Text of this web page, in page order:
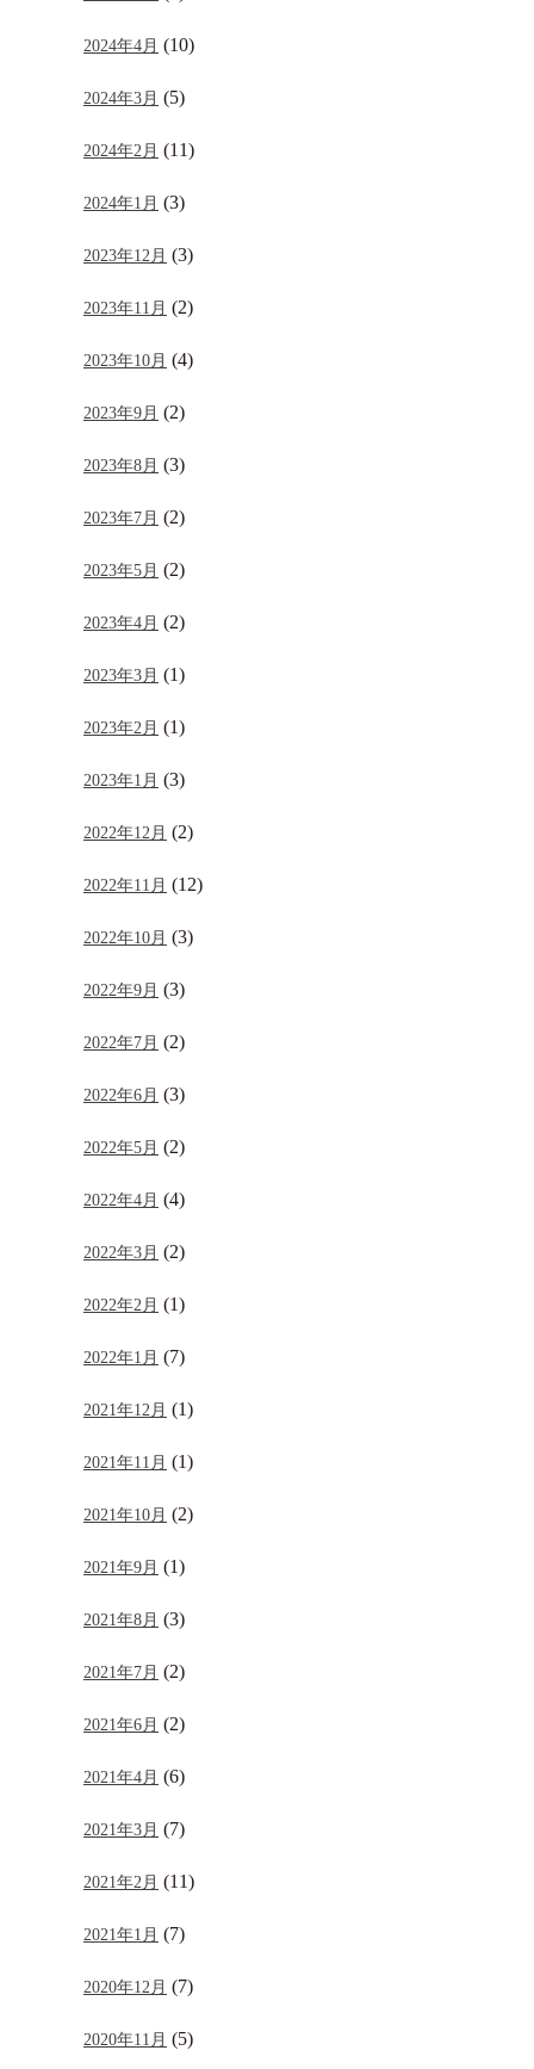
2024年4月 (10)
2024年3月 (5)
2024年2月 (11)
2024年1月 (3)
2023年12月 (3)
2023年11月 (2)
2023年10月 (4)
2023年9月 (2)
2023年8月 (3)
2023年7月 (2)
2023年5月 (2)
2023年4月 (2)
2023年3月 (1)
2023年2月 (1)
2023年1月 (3)
2022年12月 (2)
2022年11月 (12)
2022年10月 (3)
2022年9月 (3)
2022年7月 (2)
2022年6月 (3)
2022年5月 (2)
2022年4月 (4)
2022年3月 (2)
2022年2月 (1)
2022年1月 (7)
2021年12月 (1)
2021年11月 (1)
2021年10月 (2)
2021年9月 (1)
2021年8月 (3)
2021年7月 (2)
2021年6月 (2)
2021年4月 (6)
2021年3月 (7)
2021年2月 (11)
2021年1月 (7)
2020年12月 (7)
2020年11月 (5)